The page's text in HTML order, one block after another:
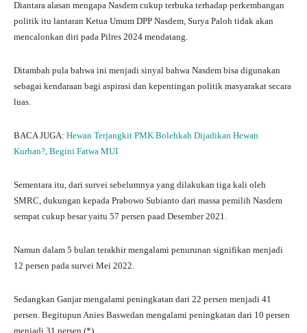
Diantara alasan mengapa Nasdem cukup terbuka terhadap perkembangan
politik itu lantaran Ketua Umum DPP Nasdem, Surya Paloh tidak akan
mencalonkan diri pada Pilres 2024 mendatang.
Ditambah pula bahwa ini menjadi sinyal bahwa Nasdem bisa digunakan
sebagai kendaraan bagi aspirasi dan kepentingan politik masyarakat secara
luas.
BACA JUGA: Hewan Terjangkit PMK Bolehkah Dijadikan Hewan
Kurban?, Begini Fatwa MUI
Sementara itu, dari survei sebelumnya yang dilakukan tiga kali oleh
SMRC, dukungan kepada Prabowo Subianto dari massa pemilih Nasdem
sempat cukup besar yaitu 57 persen paad Desember 2021.
Namun dalam 5 bulan terakhir mengalami penurunan signifikan menjadi
12 persen pada survei Mei 2022.
Sedangkan Ganjar mengalami peningkatan dari 22 persen menjadi 41
persen. Begitupun Anies Baswedan mengalami peningkatan dari 10 persen
menjadi 31 persen.(*)